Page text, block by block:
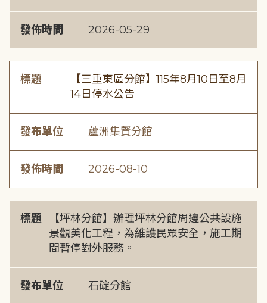
發佈時間 2026-05-29
標題
【三重東區分館】115年8月10日至8月
14日停水公告
發布單位 蘆洲集賢分館
發佈時間 2026-08-10
標題
【坪林分館】辦理坪林分館周邊公共設施
景觀美化工程，為維護民眾安全，施工期
間暫停對外服務。
發布單位 石碇分館